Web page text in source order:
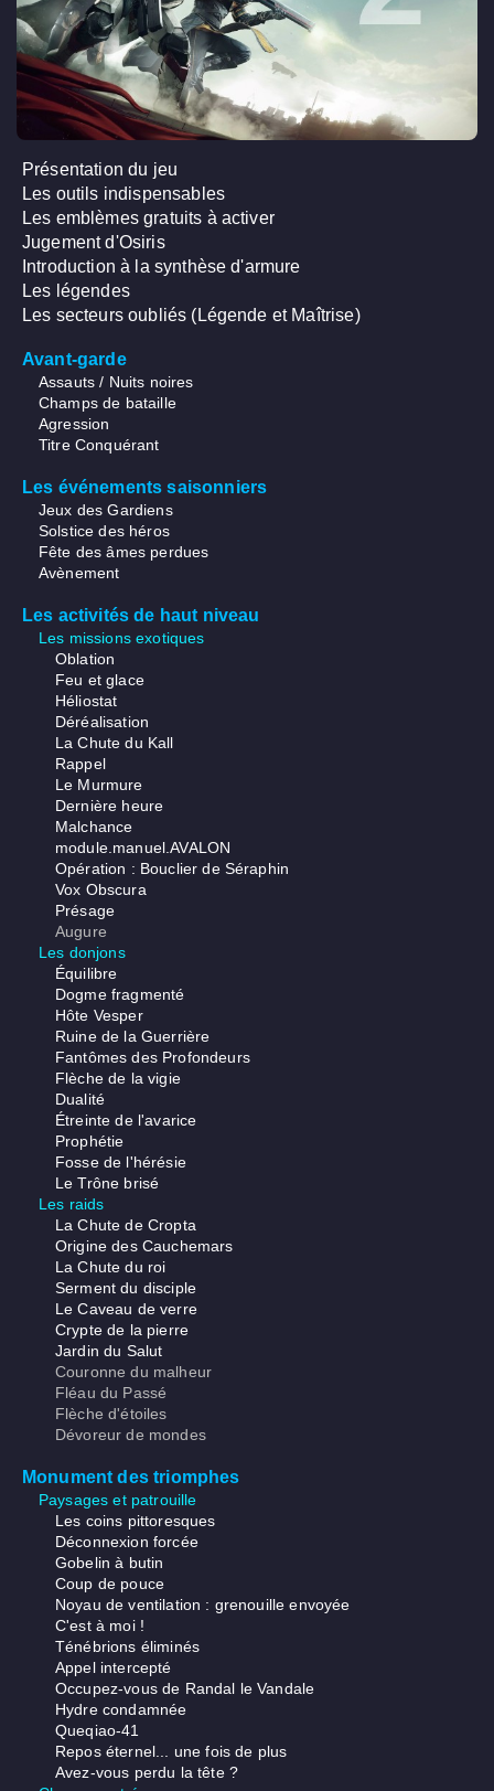
Présentation du jeu
Les outils indispensables
Les emblèmes gratuits à activer
Jugement d'Osiris
Introduction à la synthèse d'armure
Les légendes
Les secteurs oubliés (Légende et Maîtrise)
Avant-garde
Assauts / Nuits noires
Champs de bataille
Agression
Titre Conquérant
Les événements saisonniers
Jeux des Gardiens
Solstice des héros
Fête des âmes perdues
Avènement
Les activités de haut niveau
Les missions exotiques
Oblation
Feu et glace
Héliostat
Déréalisation
La Chute du Kall
Rappel
Le Murmure
Dernière heure
Malchance
module.manuel.AVALON
Opération : Bouclier de Séraphin
Vox Obscura
Présage
Augure
Les donjons
Équilibre
Dogme fragmenté
Hôte Vesper
Ruine de la Guerrière
Fantômes des Profondeurs
Flèche de la vigie
Dualité
Étreinte de l'avarice
Prophétie
Fosse de l'hérésie
Le Trône brisé
Les raids
La Chute de Cropta
Origine des Cauchemars
La Chute du roi
Serment du disciple
Le Caveau de verre
Crypte de la pierre
Jardin du Salut
Couronne du malheur
Fléau du Passé
Flèche d'étoiles
Dévoreur de mondes
Monument des triomphes
Paysages et patrouille
Les coins pittoresques
Déconnexion forcée
Gobelin à butin
Coup de pouce
Noyau de ventilation : grenouille envoyée
C'est à moi !
Ténébrions éliminés
Appel intercepté
Occupez-vous de Randal le Vandale
Hydre condamnée
Queqiao-41
Repos éternel... une fois de plus
Avez-vous perdu la tête ?